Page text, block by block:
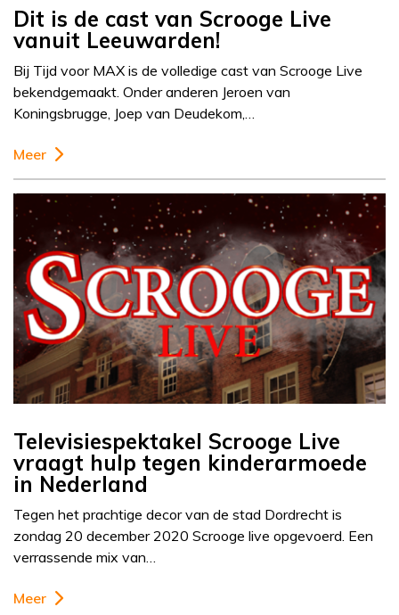
Dit is de cast van Scrooge Live
vanuit Leeuwarden!
Bij Tijd voor MAX is de volledige cast van Scrooge Live
bekendgemaakt. Onder anderen Jeroen van
Koningsbrugge, Joep van Deudekom,…
Meer
Televisiespektakel Scrooge Live
vraagt hulp tegen kinderarmoede
in Nederland
Tegen het prachtige decor van de stad Dordrecht is
zondag 20 december 2020 Scrooge live opgevoerd. Een
verrassende mix van…
Meer